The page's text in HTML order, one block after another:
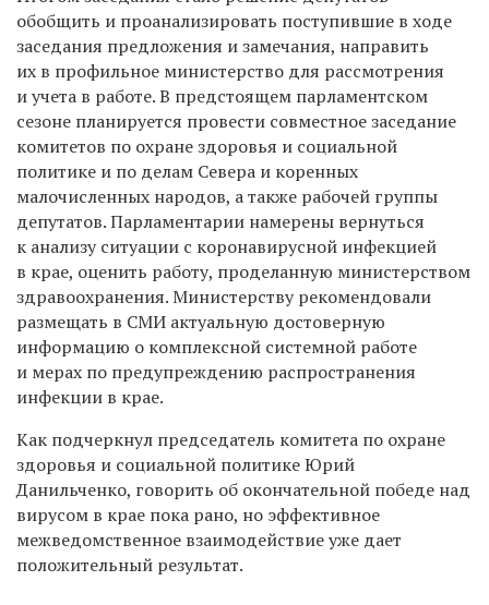
обобщить и проанализировать поступившие в ходе
заседания предложения и замечания, направить
их в профильное министерство для рассмотрения
и учета в работе. В предстоящем парламентском
сезоне планируется провести совместное заседание
комитетов по охране здоровья и социальной
политике и по делам Севера и коренных
малочисленных народов, а также рабочей группы
депутатов. Парламентарии намерены вернуться
к анализу ситуации с коронавирусной инфекцией
в крае, оценить работу, проделанную министерством
здравоохранения. Министерству рекомендовали
размещать в СМИ актуальную достоверную
информацию о комплексной системной работе
и мерах по предупреждению распространения
инфекции в крае.
Как подчеркнул председатель комитета по охране
здоровья и социальной политике Юрий
Данильченко, говорить об окончательной победе над
вирусом в крае пока рано, но эффективное
межведомственное взаимодействие уже дает
положительный результат.